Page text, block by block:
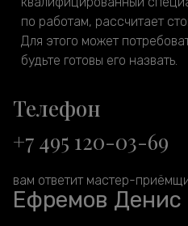
по работам, рассчитает
Для этого может
будьте готовы его назвать.
Телефон
+7 495 120-03-69
вам ответит мастер-
Ефремов Денис